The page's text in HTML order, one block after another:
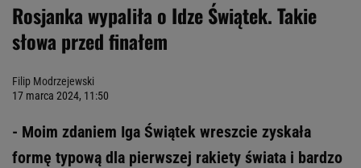
Rosjanka wypaliła o Idze Świątek. Takie
słowa przed finałem
Filip Modrzejewski
17 marca 2024, 11:50
- Moim zdaniem Iga Świątek wreszcie zyskała
formę typową dla pierwszej rakiety świata i bardzo